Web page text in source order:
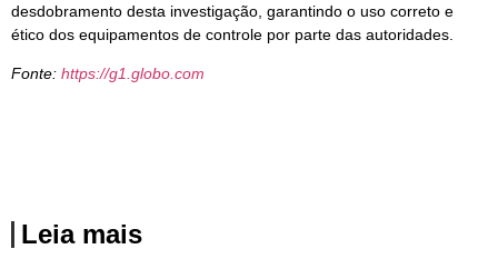
desdobramento desta investigação, garantindo o uso correto e
ético dos equipamentos de controle por parte das autoridades.
Fonte: https://g1.globo.com
Leia mais